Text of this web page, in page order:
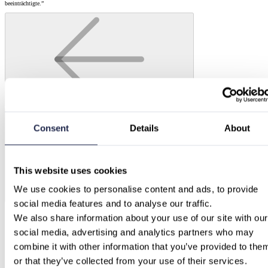
Consent Details About
This website uses cookies
We use cookies to personalise content and ads, to provide
social media features and to analyse our traffic.
We also share information about your use of our site with our
social media, advertising and analytics partners who may
combine it with other information that you’ve provided to
or that they’ve collected from your use of their services.
beeinträchtigte.”